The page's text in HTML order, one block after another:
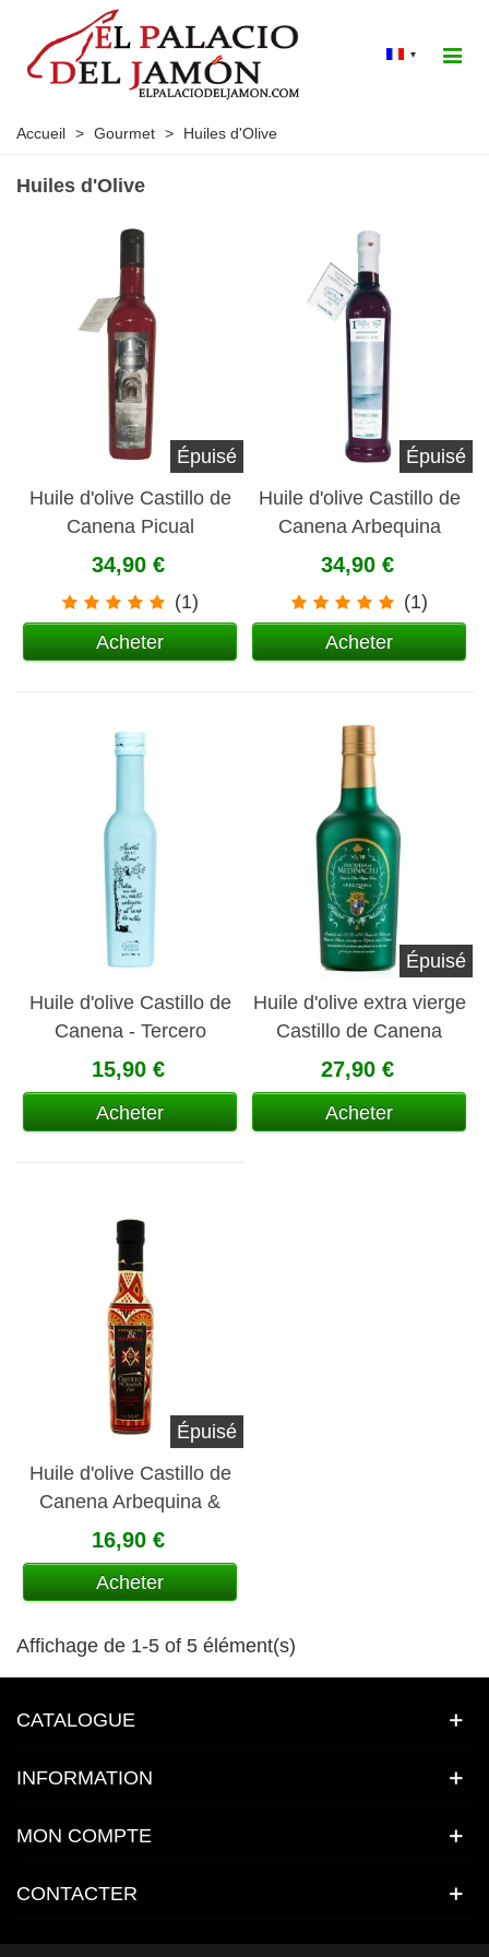
▾
Accueil > Gourmet > Huiles d'Olive
Huiles d'Olive
Épuisé
Huile d'olive Castillo de
Canena Picual
34,90 €
(1)
Acheter
Épuisé
Huile d'olive Castillo de
Canena Arbequina
34,90 €
(1)
Acheter
Huile d'olive Castillo de
Canena - Tercero
15,90 €
Acheter
Épuisé
Huile d'olive extra vierge
Castillo de Canena
Duquesa de Medinaceli
100% Arbequina
27,90 €
Acheter
Épuisé
Huile d'olive Castillo de
Canena Arbequina &
Harissa
16,90 €
Acheter
Affichage de 1-5 of 5 élément(s)
CATALOGUE
INFORMATION
MON COMPTE
CONTACTER